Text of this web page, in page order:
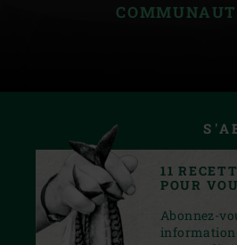
11
POUR
Abonnez-
information